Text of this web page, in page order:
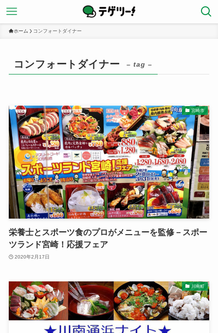
ホーム コンフォートダイナー
コンフォートダイナー – tag –
宮崎市
栄養士とスポーツ食のプロがメニューを監修－スポー
ツランド宮崎！応援フェア
2020年2月17日
川南町